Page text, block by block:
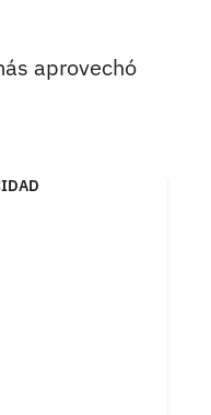
aprovechó